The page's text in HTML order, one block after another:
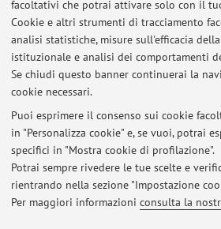
facoltativi che potrai attivare solo con il
Cookie e altri strumenti di tracciamento
analisi statistiche, misure sull'efficacia
istituzionale e analisi dei comportamenti
Se chiudi questo banner continuerai la
cookie necessari.
Puoi esprimere il consenso sui cookie
in "Personalizza cookie" e, se vuoi, potrai
specifici in "Mostra cookie di profilazione".
Potrai sempre rivedere le tue scelte e
rientrando nella sezione "Impostazione
Per maggiori informazioni consulta la
Monday and Wednesday from 10 a.m.
Teams, by appointment upon email
Ultimi avvisi
Al momento non sono